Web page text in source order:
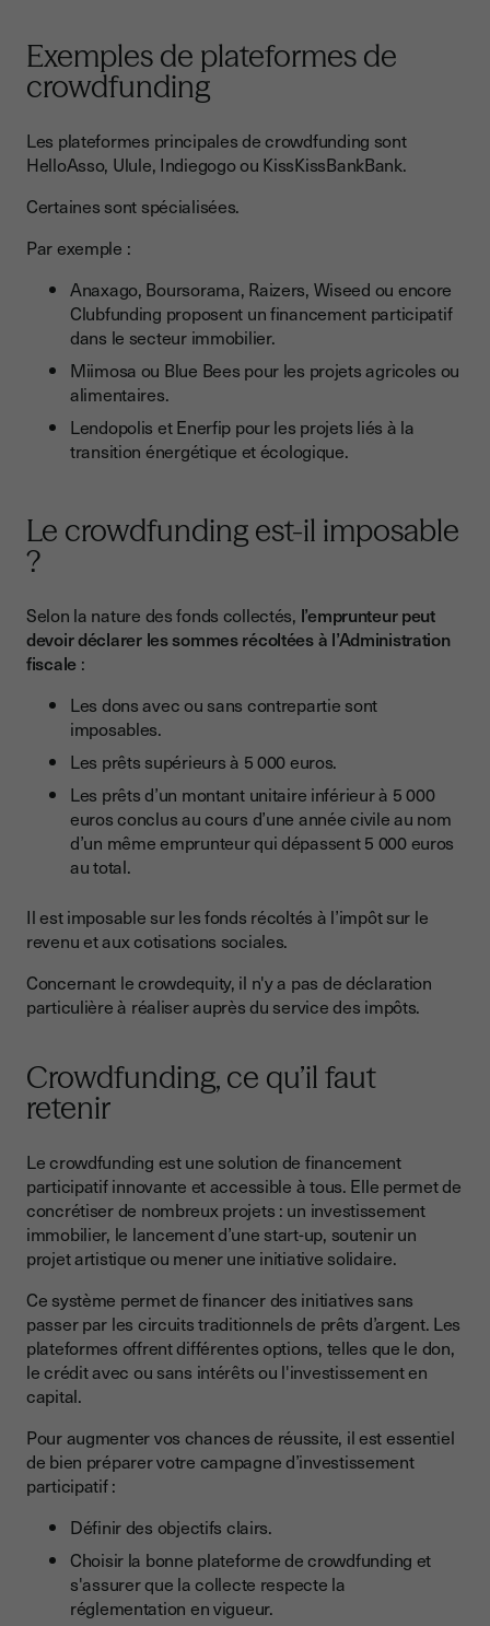
Exemples de plateformes de
crowdfunding
Les plateformes principales de crowdfunding sont
HelloAsso, Ulule, Indiegogo ou KissKissBankBank.
Certaines sont spécialisées.
Par exemple :
Anaxago, Boursorama, Raizers, Wiseed ou encore
Clubfunding proposent un financement participatif
dans le secteur immobilier.
Miimosa ou Blue Bees pour les projets agricoles ou
alimentaires.
Lendopolis et Enerfip pour les projets liés à la
transition énergétique et écologique.
Le crowdfunding est-il imposable
?
Selon la nature des fonds collectés, l’emprunteur peut
devoir déclarer les sommes récoltées à l’Administration
fiscale :
Les dons avec ou sans contrepartie sont
imposables.
Les prêts supérieurs à 5 000 euros.
Les prêts d’un montant unitaire inférieur à 5 000
euros conclus au cours d’une année civile au nom
d’un même emprunteur qui dépassent 5 000 euros
au total.
Il est imposable sur les fonds récoltés à l’impôt sur le
revenu et aux cotisations sociales.
Concernant le crowdequity, il n'y a pas de déclaration
particulière à réaliser auprès du service des impôts.
Crowdfunding, ce qu’il faut
retenir
Le crowdfunding est une solution de financement
participatif innovante et accessible à tous. Elle permet de
concrétiser de nombreux projets : un investissement
immobilier, le lancement d’une start-up, soutenir un
projet artistique ou mener une initiative solidaire.
Ce système permet de financer des initiatives sans
passer par les circuits traditionnels de prêts d’argent. Les
plateformes offrent différentes options, telles que le don,
le crédit avec ou sans intérêts ou l'investissement en
capital.
Pour augmenter vos chances de réussite, il est essentiel
de bien préparer votre campagne d’investissement
participatif :
Définir des objectifs clairs.
Choisir la bonne plateforme de crowdfunding et
s'assurer que la collecte respecte la
réglementation en vigueur.